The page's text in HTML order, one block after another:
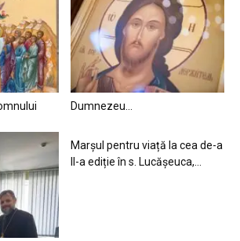
Dumnezeu…
Marșul pentru viață la cea de-a
II-a ediție în s. Lucășeuca,...